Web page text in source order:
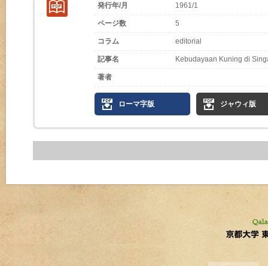
発行年/月 1961/1
ページ数 5
コラム editorial
記事名 Kebudayaan Kuning di
著者
ローマ字版 ジャウィ版